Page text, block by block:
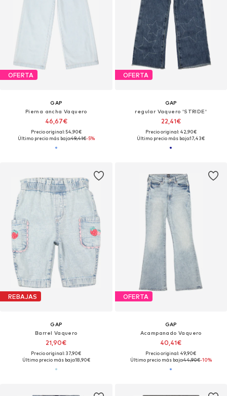
OFERTA
GAP
Pierna ancha Vaquero
46,67€
Precio original: 54,90€
Último precio más bajo:49,41€-5%
OFERTA
GAP
regular Vaquero 'STRIDE'
22,41€
Precio original: 42,90€
Último precio más bajo:17,43€
REBAJAS
GAP
Barrel Vaquero
21,90€
Precio original: 37,90€
Último precio más bajo:18,90€
OFERTA
GAP
Acampanado Vaquero
40,41€
Precio original: 49,90€
Último precio más bajo:44,90€-10%